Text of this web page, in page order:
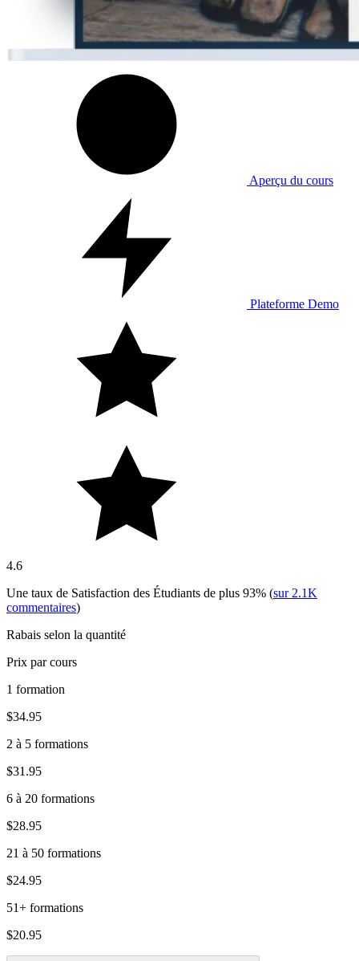
Aperçu du cours
Plateforme Demo
4.6
Une taux de Satisfaction des Étudiants de plus 93% (sur 2.1K
commentaires)
Rabais selon la quantité
Prix par cours
1 formation
$34.95
2 à 5 formations
$31.95
6 à 20 formations
$28.95
21 à 50 formations
$24.95
51+ formations
$20.95